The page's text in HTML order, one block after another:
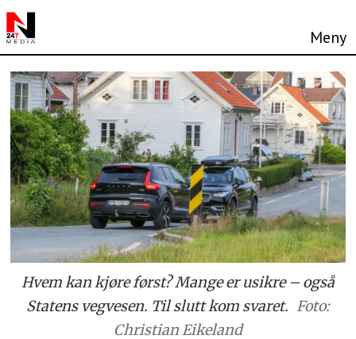
Hvem kan kjøre først? Mange er usikre – også
Statens vegvesen. Til slutt kom svaret. Foto:
Christian Eikeland